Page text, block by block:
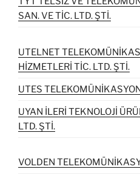
SAN. VE TİC. LTD. ŞTİ.
UTELNET
HİZMETLERİ TİC. LTD. ŞTİ.
UTES
UYAN İLERİ TEKNOLOJİ
LTD. ŞTİ.
VOLDEN